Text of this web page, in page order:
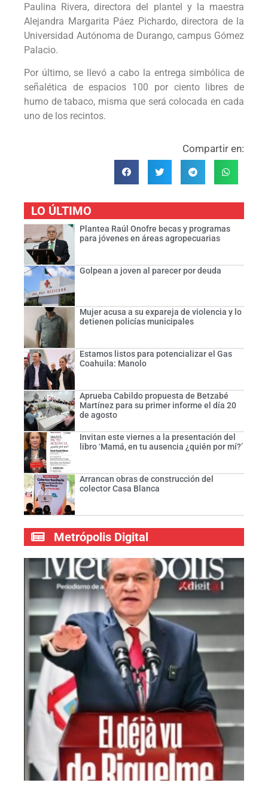
Paulina Rivera, directora del plantel y la maestra
Alejandra Margarita Páez Pichardo, directora de la
Universidad Autónoma de Durango, campus Gómez
Palacio.
Por último, se llevó a cabo la entrega simbólica de
señalética de espacios 100 por ciento libres de
humo de tabaco, misma que será colocada en cada
uno de los recintos.
Compartir en:
LO ÚLTIMO
Plantea Raúl Onofre becas y programas
para jóvenes en áreas agropecuarias
Golpean a joven al parecer por deuda
Mujer acusa a su expareja de violencia y lo
detienen policías municipales
Estamos listos para potencializar el Gas
Coahuila: Manolo
Aprueba Cabildo propuesta de Betzabé
Martínez para su primer informe el día 20
de agosto
Invitan este viernes a la presentación del
libro ‘Mamá, en tu ausencia ¿quién por mí?’
Arrancan obras de construcción del
colector Casa Blanca
Metrópolis Digital